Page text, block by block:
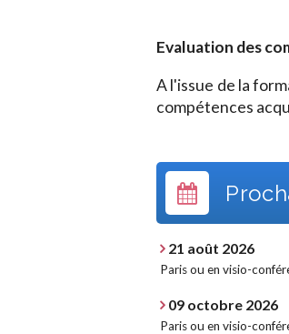
Evaluation des
A l'issue de la
compétences
21 août 2026
Paris ou en visio-
09 octobre 2026
Paris ou en visio-